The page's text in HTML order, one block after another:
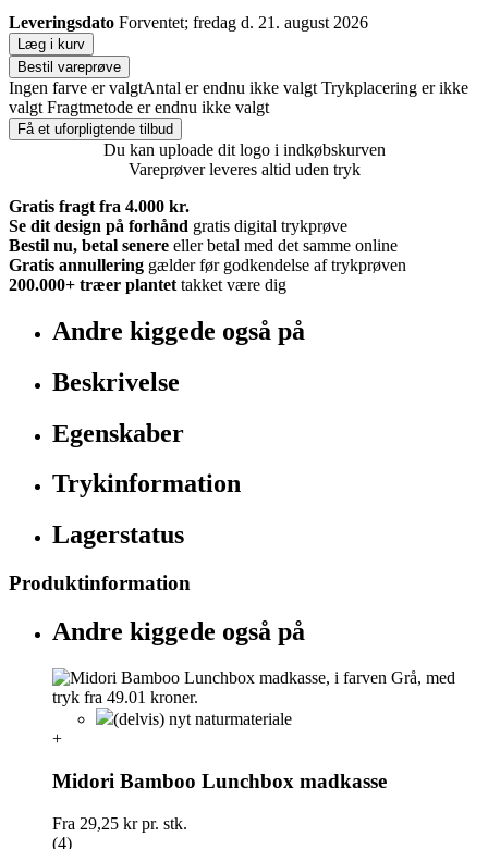
Leveringsdato Forventet; fredag d. 21. august 2026
Læg i kurv
Bestil vareprøve
Ingen farve er valgtAntal er endnu ikke valgt Trykplacering er ikke
valgt Fragtmetode er endnu ikke valgt
Få et uforpligtende tilbud
Du kan uploade dit logo i indkøbskurven
Vareprøver leveres altid uden tryk
Gratis fragt fra 4.000 kr.
Se dit design på forhånd gratis digital trykprøve
Bestil nu, betal senere eller betal med det samme online
Gratis annullering gælder før godkendelse af trykprøven
200.000+ træer plantet takket være dig
Andre kiggede også på
Beskrivelse
Egenskaber
Trykinformation
Lagerstatus
Produktinformation
Andre kiggede også på
(delvis) nyt naturmateriale
+
Midori Bamboo Lunchbox madkasse
Fra 29,25 krpr. stk.
(4)